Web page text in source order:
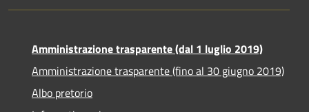
Amministrazione trasparente (dal 1 luglio 2019)
Amministrazione trasparente (fino al 30 giugno 2019)
Albo pretorio